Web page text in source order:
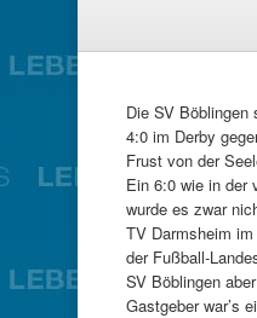
Die SV
4:0 im Derby
Frust von der
Ein 6:0 wie in der
wurde es zwar
TV Darmsheim
der Fußball-
SV Böblingen
Gastgeber war’s